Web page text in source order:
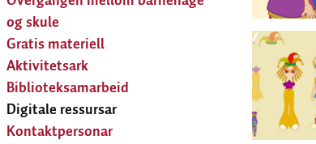
og skule
Gratis materiell
Aktivitetsark
Biblioteksamarbeid
Digitale ressursar
Kontaktpersonar